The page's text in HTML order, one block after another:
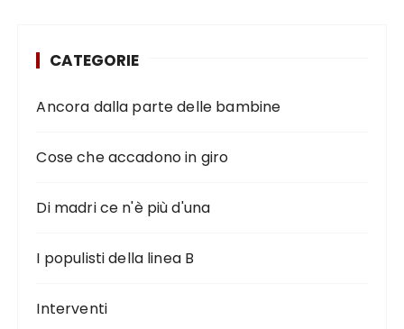
CATEGORIE
Ancora dalla parte delle bambine
Cose che accadono in giro
Di madri ce n'è più d'una
I populisti della linea B
Interventi